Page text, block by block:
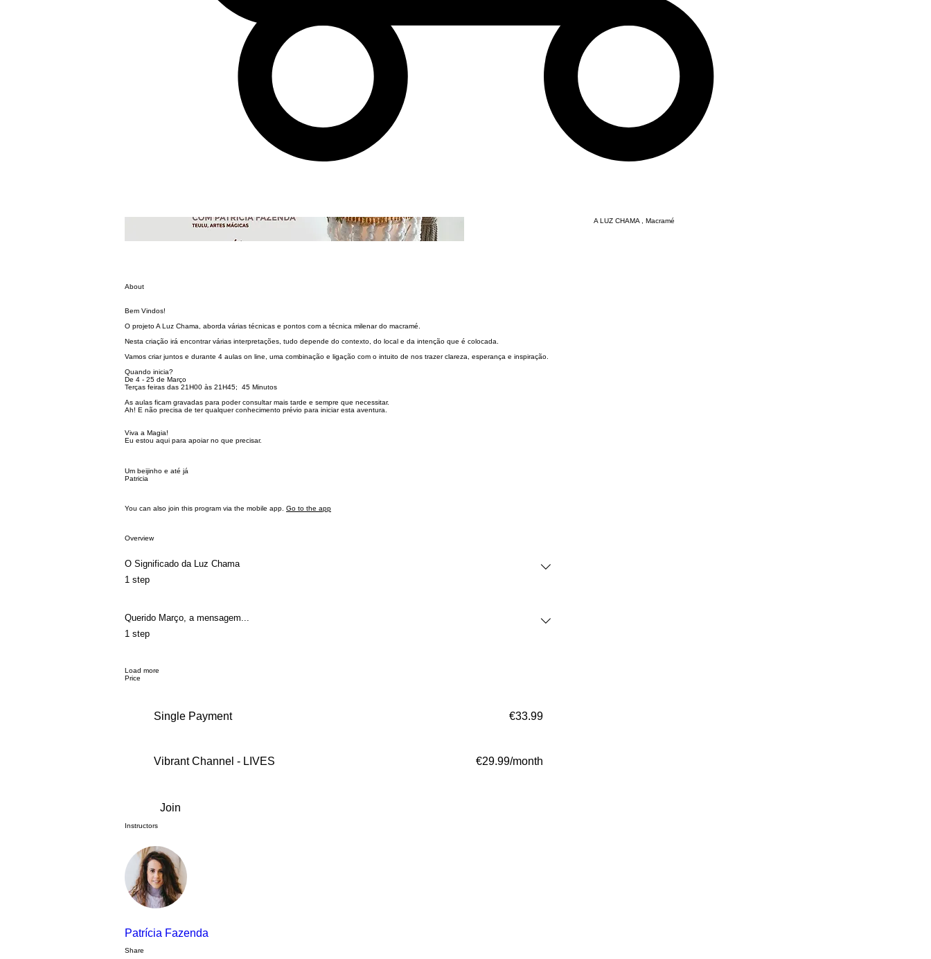
A LUZ CHAMA , Macramé
About
Bem Vindos!
O projeto A Luz Chama, aborda várias técnicas e pontos com a técnica milenar do macramé.
Nesta criação irá encontrar várias interpretações, tudo depende do contexto, do local e da intenção que é colocada.
Vamos criar juntos e durante 4 aulas on line, uma combinação e ligação com o intuito de nos trazer clareza, esperança e inspiração.
Quando inicia?
De 4 - 25 de Março
Terças feiras das 21H00 às 21H45; 45 Minutos
As aulas ficam gravadas para poder consultar mais tarde e sempre que necessitar.
Ah! E não precisa de ter qualquer conhecimento prévio para iniciar esta aventura.
Viva a Magia!
Eu estou aqui para apoiar no que precisar.
Um beijinho e até já
Patricia
You can also join this program via the mobile app. Go to the app
Overview
O Significado da Luz Chama
.
1 step
Querido Março, a mensagem...
.
1 step
Load more
Price
Single Payment €33.99
Vibrant Channel - LIVES €29.99/month
Join
Instructors
Patrícia Fazenda
Share